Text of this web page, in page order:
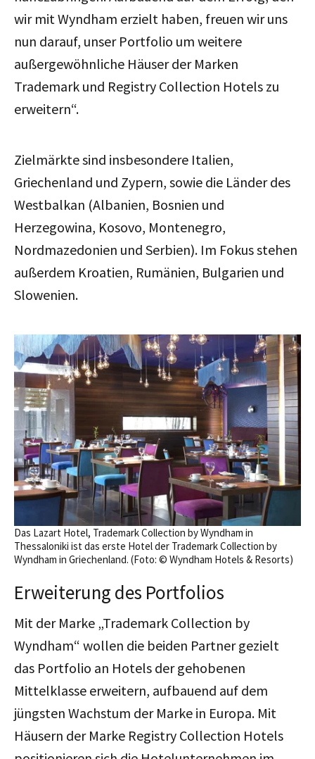
wir mit Wyndham erzielt haben, freuen wir uns
nun darauf, unser Portfolio um weitere
außergewöhnliche Häuser der Marken
Trademark und Registry Collection Hotels zu
erweitern“.
Zielmärkte sind insbesondere Italien,
Griechenland und Zypern, sowie die Länder des
Westbalkan (Albanien, Bosnien und
Herzegowina, Kosovo, Montenegro,
Nordmazedonien und Serbien). Im Fokus stehen
außerdem Kroatien, Rumänien, Bulgarien und
Slowenien.
Das Lazart Hotel, Trademark Collection by Wyndham in
Thessaloniki ist das erste Hotel der Trademark Collection by
Wyndham in Griechenland. (Foto: © Wyndham Hotels & Resorts)
Erweiterung des Portfolios
Mit der Marke „Trademark Collection by
Wyndham“ wollen die beiden Partner gezielt
das Portfolio an Hotels der gehobenen
Mittelklasse erweitern, aufbauend auf dem
jüngsten Wachstum der Marke in Europa. Mit
Häusern der Marke Registry Collection Hotels